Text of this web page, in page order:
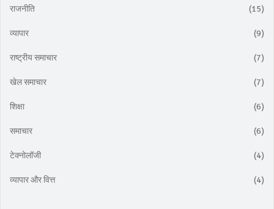
राजनीति (15)
व्यापार (9)
राष्ट्रीय समाचार (7)
खेल समाचार (7)
शिक्षा (6)
समाचार (6)
टेक्नोलॉजी (4)
व्यापार और वित्त (4)